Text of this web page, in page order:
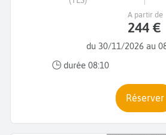
du 30/11/2026 au
durée 08:10
A partir de
244 €
Réserver